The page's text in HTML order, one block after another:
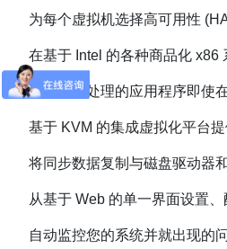
为每个虚拟机选择高可用性
在基于 Intel 的各种商品化 x86
正在并行处理的应用程序即使
基于 KVM 的集成虚拟化平台
将同步数据复制与磁盘驱动器
从基于 Web 的单一界面设置
自动监控您的系统并就出现的